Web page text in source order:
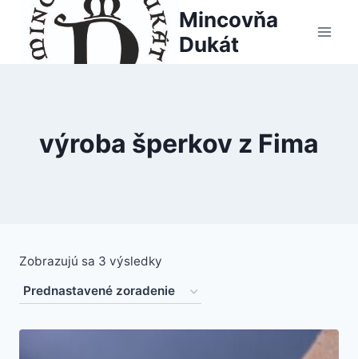
content
Mincovňa
Dukát
výroba šperkov z Fima
Zobrazujú sa 3 výsledky